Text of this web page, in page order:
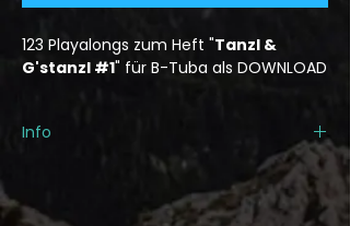
123 Playalongs zum Heft "Tanzl &
G'stanzl #1" für B-Tuba als DOWNLOAD
Info
Playalongs zu allen 41 Liedern
des Hefts "Tanzl & G'stanzl #1" für
Posaune.